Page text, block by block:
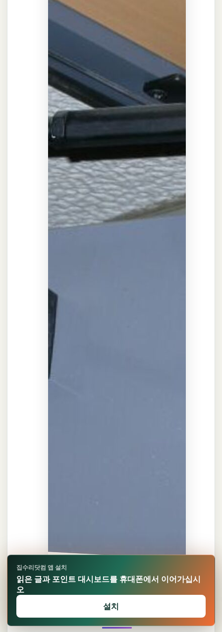
현관문 수리 비용과 업체 선택,
확인 순서로 정리해 드립니다
집수리닷컴 앱 설치
읽은 글과 포인트 대시보드를 휴대폰에서 이어가십시
오
설치